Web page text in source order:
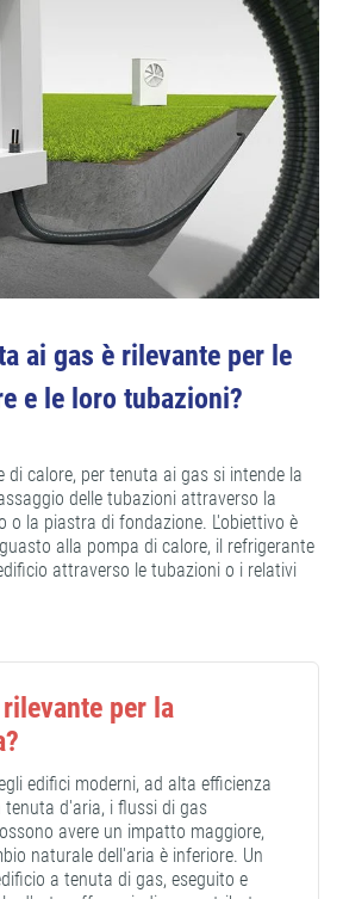
ai gas è rilevante per le
e le loro tubazioni?
di calore, per tenuta ai gas si intende la
delle tubazioni attraverso la
o la piastra di fondazione. L'obiettivo è
alla pompa di calore, il refrigerante
attraverso le tubazioni o i relativi
per la
edifici moderni, ad alta efficienza
tenuta d'aria, i flussi di gas
avere un impatto maggiore,
naturale dell'aria è inferiore. Un
a tenuta di gas, eseguito e